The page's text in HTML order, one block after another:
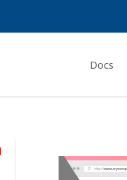
Docs